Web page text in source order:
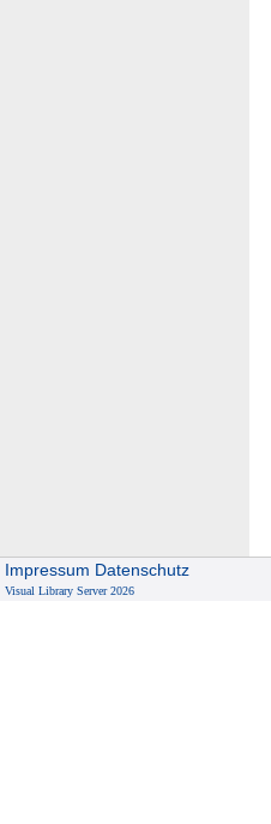
Impressum Datenschutz
Visual Library Server 2026